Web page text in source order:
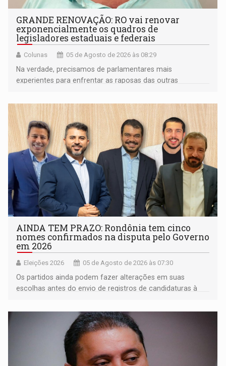
GRANDE RENOVAÇÃO: RO vai renovar
exponencialmente os quadros de
legisladores estaduais e federais
Colunas 05 de Agosto de 2026 às 08:29
Na verdade, precisamos de parlamentares mais
experientes para enfrentar as raposas das outras
AINDA TEM PRAZO: Rondônia tem cinco
nomes confirmados na disputa pelo Governo
em 2026
Eleições 2026 05 de Agosto de 2026 às 07:30
Os partidos ainda podem fazer alterações em suas
escolhas antes do envio de registros de candidaturas à